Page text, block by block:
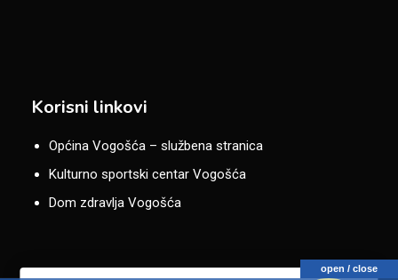
Korisni linkovi
Općina Vogošća – službena stranica
Kulturno sportski centar Vogošća
Dom zdravlja Vogošća
open / close